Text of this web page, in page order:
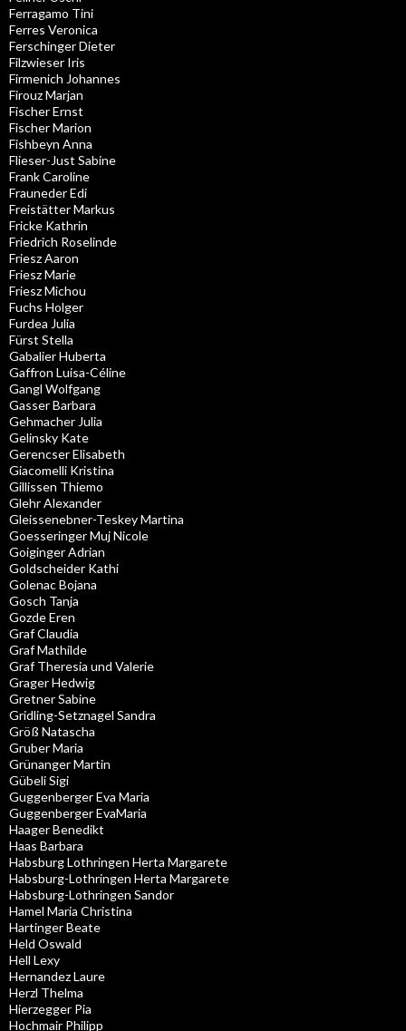
Ferragamo Tini
Ferres Veronica
Ferschinger Dieter
Filzwieser Iris
Firmenich Johannes
Firouz Marjan
Fischer Ernst
Fischer Marion
Fishbeyn Anna
Flieser-Just Sabine
Frank Caroline
Frauneder Edi
Freistätter Markus
Fricke Kathrin
Friedrich Roselinde
Friesz Aaron
Friesz Marie
Friesz Michou
Fuchs Holger
Furdea Julia
Fürst Stella
Gabalier Huberta
Gaffron Luisa-Céline
Gangl Wolfgang
Gasser Barbara
Gehmacher Julia
Gelinsky Kate
Gerencser Elisabeth
Giacomelli Kristina
Gillissen Thiemo
Glehr Alexander
Gleissenebner-Teskey Martina
Goesseringer Muj Nicole
Goiginger Adrian
Goldscheider Kathi
Golenac Bojana
Gosch Tanja
Gozde Eren
Graf Claudia
Graf Mathilde
Graf Theresia und Valerie
Grager Hedwig
Gretner Sabine
Gridling-Setznagel Sandra
Größ Natascha
Gruber Maria
Grünanger Martin
Gübeli Sigi
Guggenberger Eva Maria
Guggenberger EvaMaria
Haager Benedikt
Haas Barbara
Habsburg Lothringen Herta Margarete
Habsburg-Lothringen Herta Margarete
Habsburg-Lothringen Sandor
Hamel Maria Christina
Hartinger Beate
Held Oswald
Hell Lexy
Hernandez Laure
Herzl Thelma
Hierzegger Pia
Hochmair Philipp